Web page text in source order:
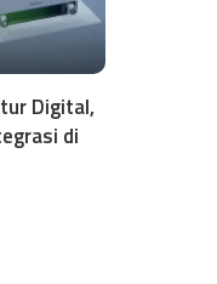
Digital,
di